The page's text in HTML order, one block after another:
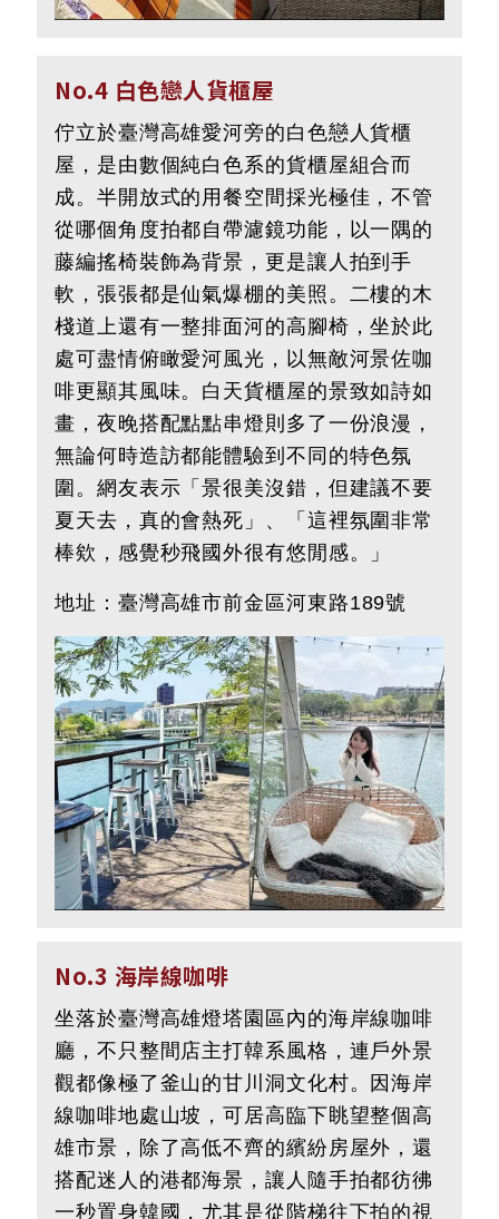
No.4 白色戀人貨櫃屋
佇立於臺灣高雄愛河旁的白色戀人貨櫃
屋，是由數個純白色系的貨櫃屋組合而
成。半開放式的用餐空間採光極佳，不管
從哪個角度拍都自帶濾鏡功能，以一隅的
藤編搖椅裝飾為背景，更是讓人拍到手
軟，張張都是仙氣爆棚的美照。二樓的木
棧道上還有一整排面河的高腳椅，坐於此
處可盡情俯瞰愛河風光，以無敵河景佐咖
啡更顯其風味。白天貨櫃屋的景致如詩如
畫，夜晚搭配點點串燈則多了一份浪漫，
無論何時造訪都能體驗到不同的特色氛
圍。網友表示「景很美沒錯，但建議不要
夏天去，真的會熱死」、「這裡氛圍非常
棒欸，感覺秒飛國外很有悠閒感。」
地址： 臺灣高雄市前金區河東路189號
No.3 海岸線咖啡
坐落於臺灣高雄燈塔園區內的海岸線咖啡
廳，不只整間店主打韓系風格，連戶外景
觀都像極了釜山的甘川洞文化村。因海岸
線咖啡地處山坡，可居高臨下眺望整個高
雄市景，除了高低不齊的繽紛房屋外，還
搭配迷人的港都海景，讓人隨手拍都彷彿
一秒置身韓國，尤其是從階梯往下拍的視